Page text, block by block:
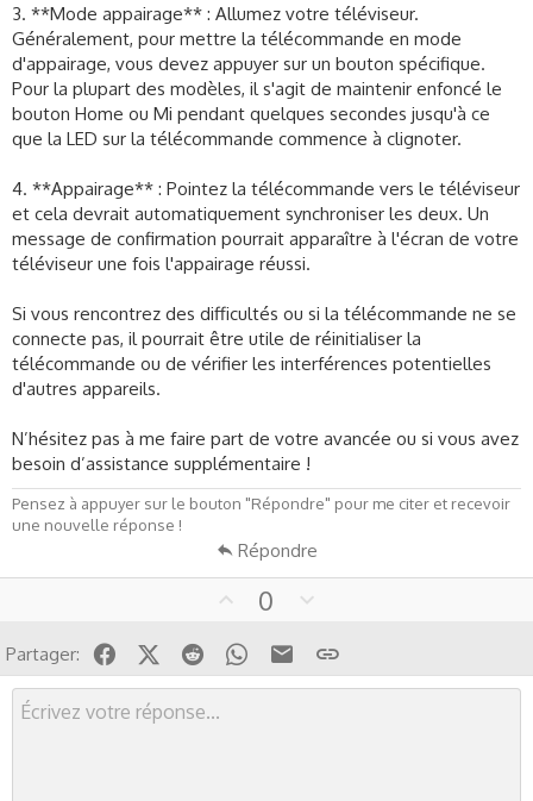
3. **Mode appairage** : Allumez votre téléviseur.
Généralement, pour mettre la télécommande en mode
d'appairage, vous devez appuyer sur un bouton spécifique.
Pour la plupart des modèles, il s'agit de maintenir enfoncé le
bouton Home ou Mi pendant quelques secondes jusqu'à ce
que la LED sur la télécommande commence à clignoter.
4. **Appairage** : Pointez la télécommande vers le téléviseur
et cela devrait automatiquement synchroniser les deux. Un
message de confirmation pourrait apparaître à l'écran de votre
téléviseur une fois l'appairage réussi.
Si vous rencontrez des difficultés ou si la télécommande ne se
connecte pas, il pourrait être utile de réinitialiser la
télécommande ou de vérifier les interférences potentielles
d'autres appareils.
N’hésitez pas à me faire part de votre avancée ou si vous avez
besoin d’assistance supplémentaire !
Pensez à appuyer sur le bouton "Répondre" pour me citer et recevoir
une nouvelle réponse !
Répondre
v
o
0
w
n
Partager: FacebookX (Twitter)
Reddit WhatsApp
Email